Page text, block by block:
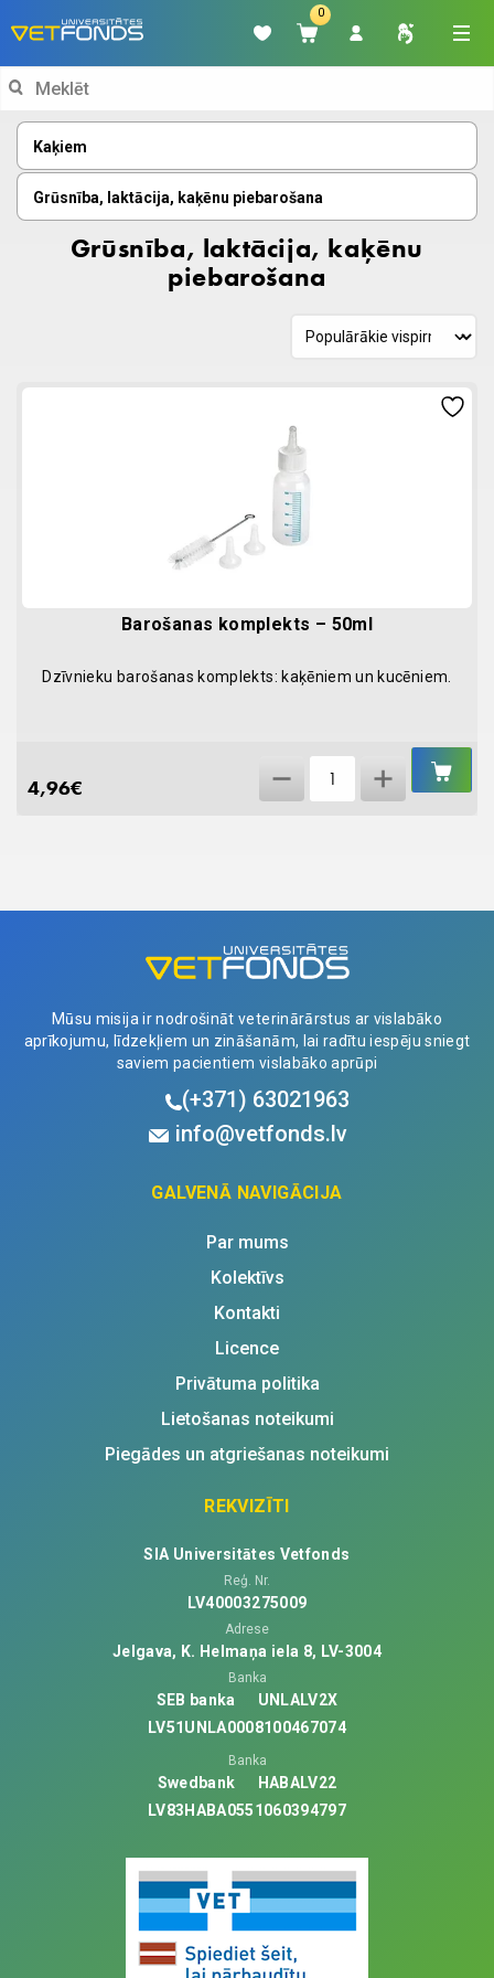
0
Search
Kaķiem
Grūsnība, laktācija, kaķēnu piebarošana
Grūsnība, laktācija, kaķēnu
piebarošana
Barošanas komplekts – 50ml
Dzīvnieku barošanas komplekts: kaķēniem un kucēniem.
4,96€
komplekts
Mūsu misija ir nodrošināt veterinārārstus ar vislabāko
aprīkojumu, līdzekļiem un zināšanām, lai radītu iespēju sniegt
saviem pacientiem vislabāko aprūpi
(+371) 63021963
info@vetfonds.lv
GALVENĀ NAVIGĀCIJA
Par mums
Kolektīvs
Kontakti
Licence
Privātuma politika
Lietošanas noteikumi
Piegādes un atgriešanas noteikumi
REKVIZĪTI
SIA Universitātes Vetfonds
Reģ. Nr.
LV40003275009
Adrese
Jelgava, K. Helmaņa iela 8, LV-3004
Banka
SEB banka
UNLALV2X
LV51UNLA0008100467074
Banka
Swedbank
HABALV22
LV83HABA0551060394797